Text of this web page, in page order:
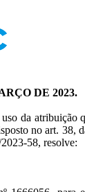
DE 2023.
da atribuição
no art. 38,
58, resolve: